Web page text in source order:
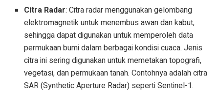
Citra Radar: Citra radar menggunakan gelombang
elektromagnetik untuk menembus awan dan kabut,
sehingga dapat digunakan untuk memperoleh data
permukaan bumi dalam berbagai kondisi cuaca. Jenis
citra ini sering digunakan untuk memetakan topografi,
vegetasi, dan permukaan tanah. Contohnya adalah citra
SAR (Synthetic Aperture Radar) seperti Sentinel-1.